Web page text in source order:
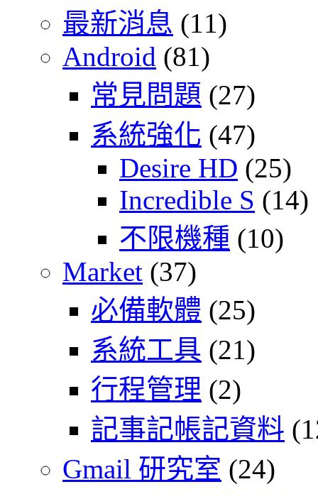
最新消息 (11)
Android (81)
常見問題 (27)
系統強化 (47)
Desire HD (25)
Incredible S (14)
不限機種 (10)
Market (37)
必備軟體 (25)
系統工具 (21)
行程管理 (2)
記事記帳記資料
Gmail 研究室 (24)